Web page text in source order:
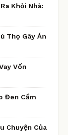
Khỏi Nhà:
Thọ Gây Án
Vốn
Đen Cầm
Chuyện Của